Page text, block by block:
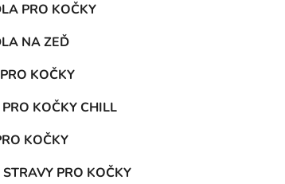
PRO KOČKY
NA ZEĎ
KOČKY
KOČKY CHILL
KOČKY
PRO KOČKY